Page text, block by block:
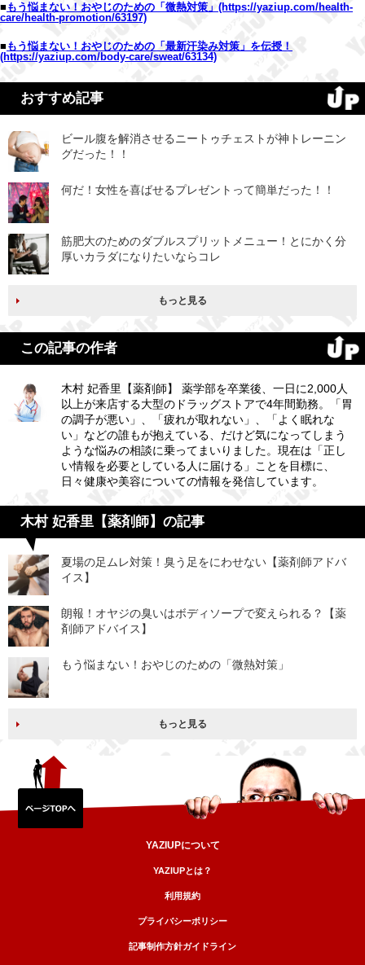
■ もう悩まない！おやじのための「微熱対策」 (https://yaziup.com/health-
care/health-promotion/63197)
■ もう悩まない！おやじのための「最新汗染み対策」を伝授！
(https://yaziup.com/body-care/sweat/63134)
おすすめ記事
ビール腹を解消させるニートゥチェストが神トレーニン
グだった！！
何だ！女性を喜ばせるプレゼントって簡単だった！！
筋肥大のためのダブルスプリットメニュー！とにかく分
厚いカラダになりたいならコレ
もっと見る
この記事の作者
木村 妃香里【薬剤師】 薬学部を卒業後、一日に2,000人
以上が来店する大型のドラッグストアで4年間勤務。「胃
の調子が悪い」、「疲れが取れない」、「よく眠れな
い」などの誰もが抱えている、だけど気になってしまう
ような悩みの相談に乗ってまいりました。現在は「正し
い情報を必要としている人に届ける」ことを目標に、
日々健康や美容についての情報を発信しています。
木村 妃香里【薬剤師】の記事
夏場の足ムレ対策！臭う足をにわせない【薬剤師アドバ
イス】
朗報！オヤジの臭いはボディソープで変えられる？【薬
剤師アドバイス】
もう悩まない！おやじのための「微熱対策」
もっと見る
YAZIUPについて
YAZIUPとは？
利用規約
プライバシーポリシー
記事制作方針ガイドライン